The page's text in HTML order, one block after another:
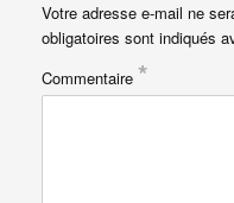
Votre adresse e-mail ne
obligatoires sont indiqués
Commentaire *